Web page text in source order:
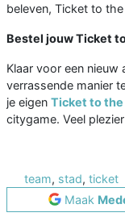
beleven, Ticket to
Bestel jouw Ticket
Klaar voor een
verrassende manier
je eigen Ticket to
citygame. Veel
team, stad, ticket
Maak